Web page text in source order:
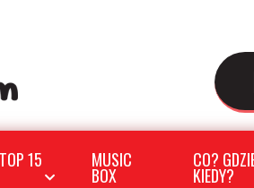
TOP 15 MUSIC
BOX
CO?
KIEDY?